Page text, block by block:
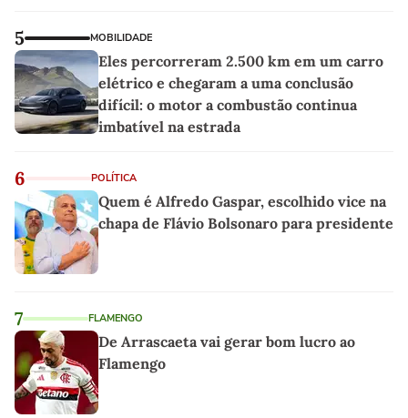
5 MOBILIDADE
Eles percorreram 2.500 km em um carro
elétrico e chegaram a uma conclusão
difícil: o motor a combustão continua
imbatível na estrada
6 POLÍTICA
Quem é Alfredo Gaspar, escolhido vice na
chapa de Flávio Bolsonaro para presidente
7 FLAMENGO
De Arrascaeta vai gerar bom lucro ao
Flamengo